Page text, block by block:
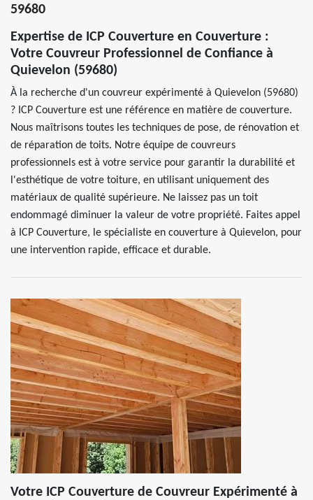
59680
Expertise de ICP Couverture en Couverture :
Votre Couvreur Professionnel de Confiance à
Quievelon (59680)
À la recherche d'un couvreur expérimenté à Quievelon (59680)
? ICP Couverture est une référence en matière de couverture.
Nous maîtrisons toutes les techniques de pose, de rénovation et
de réparation de toits. Notre équipe de couvreurs
professionnels est à votre service pour garantir la durabilité et
l'esthétique de votre toiture, en utilisant uniquement des
matériaux de qualité supérieure. Ne laissez pas un toit
endommagé diminuer la valeur de votre propriété. Faites appel
à ICP Couverture, le spécialiste en couverture à Quievelon, pour
une intervention rapide, efficace et durable.
Votre ICP Couverture de Couvreur Expérimenté à